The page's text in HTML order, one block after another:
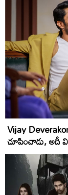
Vijay
చూపించాడు, అదీ